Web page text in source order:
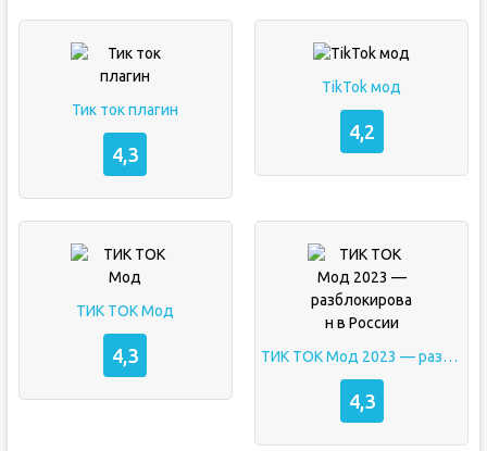
Тик ток плагин
4,3
TikTok мод
4,2
ТИК ТОК Мод
4,3 ТИК ТОК Мод 2023 — разблокирован в России
4,3